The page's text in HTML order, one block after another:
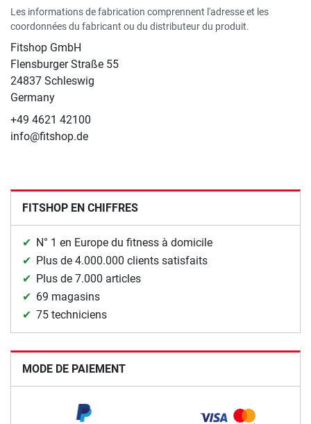
Les informations de fabrication comprennent l'adresse et les
coordonnées du fabricant ou du distributeur du produit.
Fitshop GmbH
Flensburger Straße 55
24837 Schleswig
Germany
+49 4621 42100
info@fitshop.de
FITSHOP EN CHIFFRES
N° 1 en Europe du fitness à domicile
Plus de 4.000.000 clients satisfaits
Plus de 7.000 articles
69 magasins
75 techniciens
MODE DE PAIEMENT